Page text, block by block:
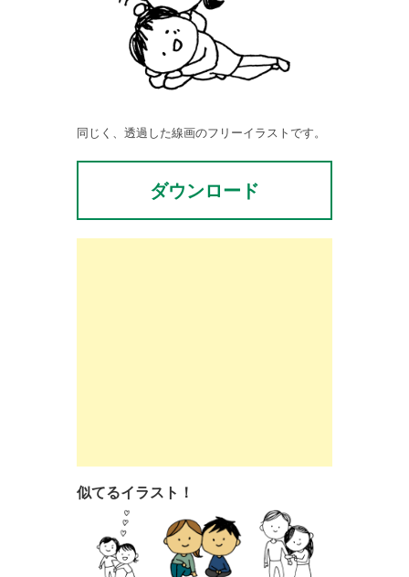
同じく、透過した線画のフリーイラストです。
ダウンロード
似てるイラスト！